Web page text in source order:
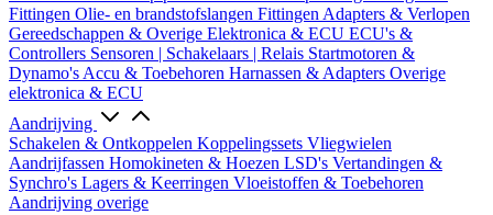
Fittingen Olie- en brandstofslangen Fittingen Adapters & Verlopen
Gereedschappen & Overige Elektronica & ECU ECU's &
Controllers Sensoren | Schakelaars | Relais Startmotoren &
Dynamo's Accu & Toebehoren Harnassen & Adapters Overige
elektronica & ECU
Aandrijving
Schakelen & Ontkoppelen Koppelingssets Vliegwielen
Aandrijfassen Homokineten & Hoezen LSD's Vertandingen &
Synchro's Lagers & Keerringen Vloeistoffen & Toebehoren
Aandrijving overige